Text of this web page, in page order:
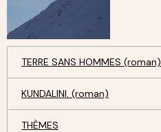
TERRE SANS HOMMES (roman)
KUNDALINI. (roman)
THÈMES